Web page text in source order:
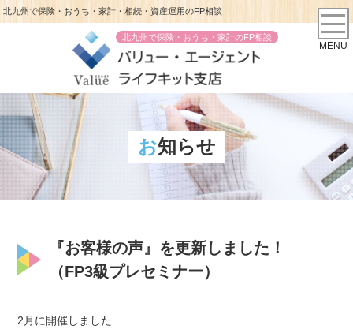
北九州で保険・おうち・家計・相続・資産運用のFP相談
北九州で保険・おうち・家計のFP相談
MENU
お知らせ
『お客様の声』を更新しました！
（FP3級プレセミナー）
2月に開催しました